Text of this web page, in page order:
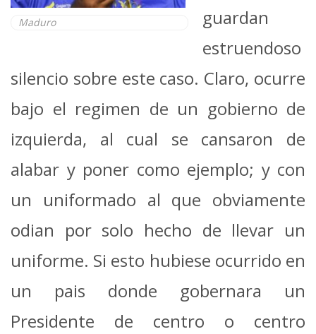
Maduro
guardan
estruendoso
silencio sobre este caso. Claro, ocurre
bajo el regimen de un gobierno de
izquierda, al cual se cansaron de
alabar y poner como ejemplo; y con
un uniformado al que obviamente
odian por solo hecho de llevar un
uniforme. Si esto hubiese ocurrido en
un pais donde gobernara un
Presidente de centro o centro